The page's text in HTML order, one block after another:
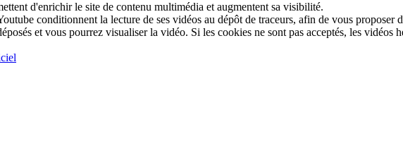
d'enrichir le site de contenu multimédia et augmentent sa visibilité.
conditionnent la lecture de ses vidéos au dépôt de traceurs, afin de vous
et vous pourrez visualiser la vidéo. Si les cookies ne sont pas acceptés, les vidéos